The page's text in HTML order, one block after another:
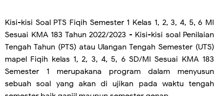
Kisi-kisi Soal PTS Fiqih Semester 1 Kelas 1, 2, 3, 4, 5, 6 MI
Sesuai KMA 183 Tahun 2022/2023 - Kisi-kisi soal Penilaian
Tengah Tahun (PTS) atau UlanganTengah Semester (UTS)
mapel Fiqih kelas 1, 2, 3, 4, 5, 6 SD/MI Sesuai KMA 183
Semester 1 merupakana program dalam menyusun
sebuah soal yang akan di ujikan pada waktu tengah